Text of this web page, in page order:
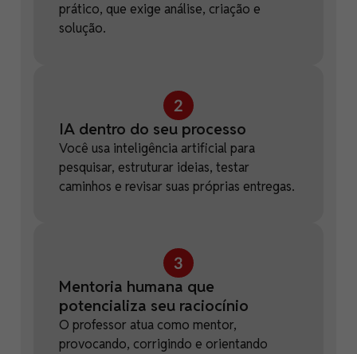
prático, que exige análise, criação e
solução.
IA dentro do seu processo
Você usa inteligência artificial para
pesquisar, estruturar ideias, testar
caminhos e revisar suas próprias entregas.
Mentoria humana que
potencializa seu raciocínio
O professor atua como mentor,
provocando, corrigindo e orientando